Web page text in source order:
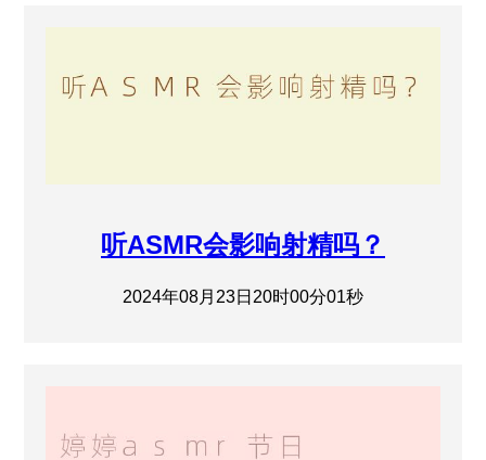
听ASMR会影响射精吗？
2024年08月23日20时00分01秒